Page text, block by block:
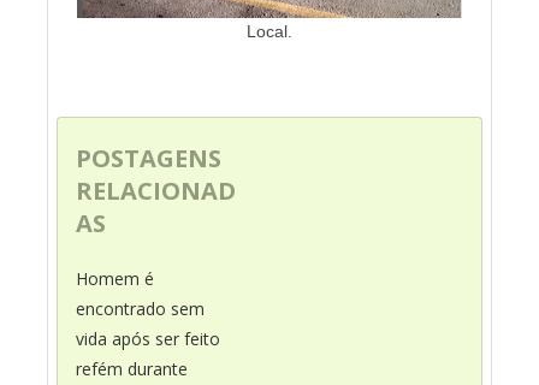
Local.
POSTAGENS
RELACIONAD
AS
Homem é
encontrado sem
vida após ser feito
refém durante